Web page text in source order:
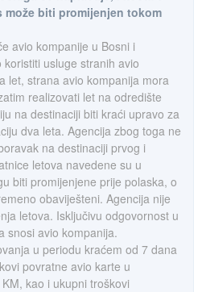
može biti promijenjen tokom
avio kompanije u Bosni i
usluge stranih avio
let, strana avio kompanija mora
realizovati let na odredište
na destinaciji biti kraći upravo za
dva leta. Agencija zbog toga ne
na destinaciji prvog i
letova navedene su u
biti promijenjene prije polaska, o
obaviješteni. Agencija nije
letova. Isključivu odgovornost u
snosi avio kompanija.
u periodu kraćem od 7 dana
povratne avio karte u
kao i ukupni troškovi